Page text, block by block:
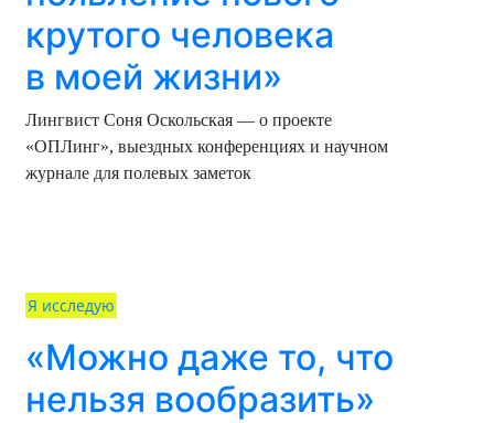
крутого человека
в моей жизни»
Лингвист Соня Оскольская — о проекте
«ОПЛинг», выездных конференциях и научном
журнале для полевых заметок
Я исследую
«Можно даже то, что
нельзя вообразить»